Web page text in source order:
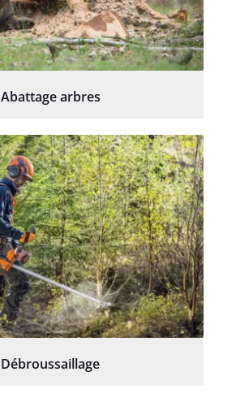
Abattage arbres
Débroussaillage